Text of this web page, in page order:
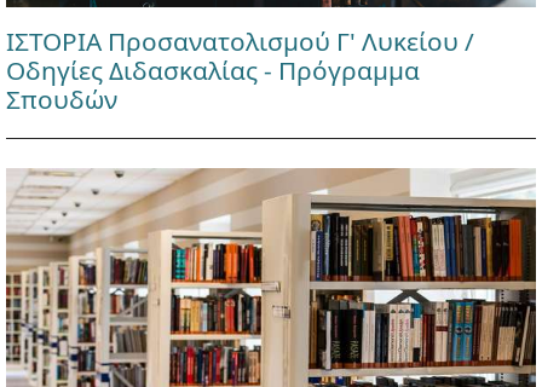
ΙΣΤΟΡΙΑ Προσανατολισμού Γ' Λυκείου /
Οδηγίες Διδασκαλίας - Πρόγραμμα
Σπουδών